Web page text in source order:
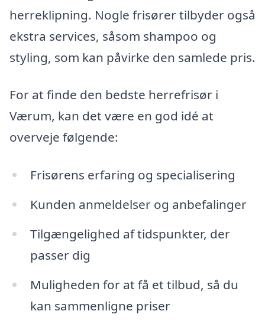
herreklipning. Nogle frisører tilbyder også
ekstra services, såsom shampoo og
styling, som kan påvirke den samlede pris.
For at finde den bedste herrefrisør i
Værum, kan det være en god idé at
overveje følgende:
Frisørens erfaring og specialisering
Kunden anmeldelser og anbefalinger
Tilgængelighed af tidspunkter, der
passer dig
Muligheden for at få et tilbud, så du
kan sammenligne priser